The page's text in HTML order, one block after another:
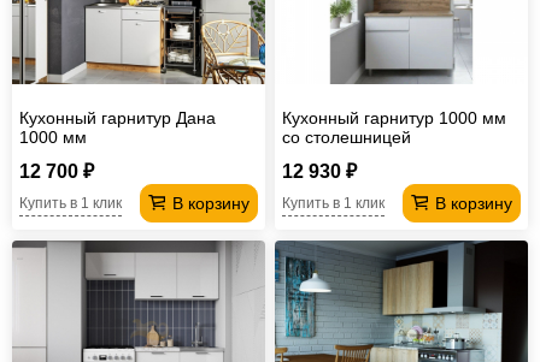
Кухонный гарнитур Дана
1000 мм
12 700 ₽
В корзину
Купить в 1 клик
Кухонный гарнитур 1000 мм
со столешницей
12 930 ₽
В корзину
Купить в 1 клик